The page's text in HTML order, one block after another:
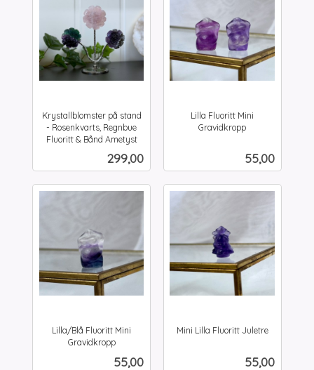
Krystallblomster på stand
- Rosenkvarts, Regnbue
Fluoritt & Bånd Ametyst
Pris
299,00
Lilla Fluoritt Mini
Gravidkropp
Pris
55,00
Lilla/Blå Fluoritt Mini
Gravidkropp
Pris
55,00
Mini Lilla Fluoritt Juletre
Pris
55,00